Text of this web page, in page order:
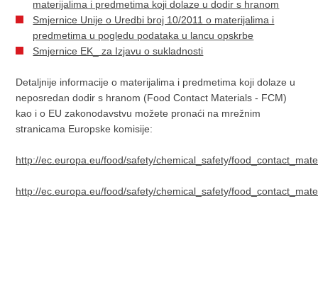
materijalima i predmetima koji dolaze u dodir s hranom
Smjernice Unije o Uredbi broj 10/2011 o materijalima i
predmetima u pogledu podataka u lancu opskrbe
Smjernice EK_ za Izjavu o sukladnosti
Detaljnije informacije o materijalima i predmetima koji dolaze u
neposredan dodir s hranom (Food Contact Materials - FCM)
kao i o EU zakonodavstvu možete pronaći na mrežnim
stranicama Europske komisije:
http://ec.europa.eu/food/safety/chemical_safety/
http://ec.europa.eu/food/safety/chemical_safety/